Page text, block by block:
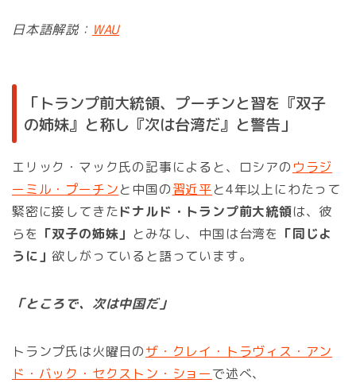
日本語解説： WAU
「トランプ前大統領、プーチンと習を『双子
の姉妹』と称し『次は台湾だ』と警告」
エリック・マック氏の記事によると、ロシアの ウラジ
ーミル・プーチンと中国の習近平と4年以上にわたって
緊密に接してきたドナルド・トランプ前大統領は、彼
らを 「双子の姉妹」 とみなし、中国は台湾を 「同じよ
うに」欲しがっていると語っています。
「ところで、次は中国だ」
トランプ氏は火曜日のザ・クレイ・トラヴィス・アン
ド・バック・セクストン・ショーで述べ、